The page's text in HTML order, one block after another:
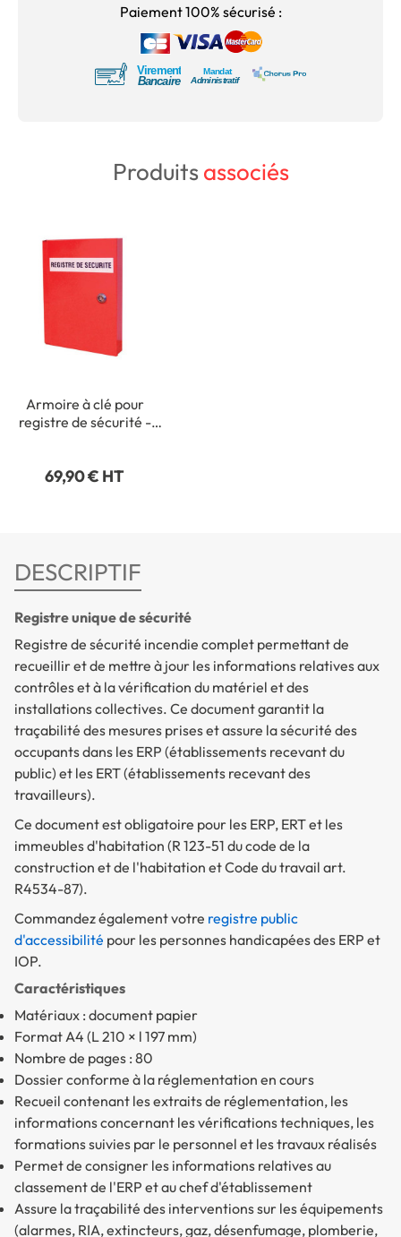
Paiement 100% sécurisé :
Produitsassociés
Armoire à clé pour
registre de sécurité -
69,90 € HT
DESCRIPTIF
Registre unique de sécurité
Registre de sécurité incendie complet permettant de
recueillir et de mettre à jour les informations relatives aux
contrôles et à la vérification du matériel et des
installations collectives. Ce document garantit la
traçabilité des mesures prises et assure la sécurité des
occupants dans les ERP (établissements recevant du
public) et les ERT (établissements recevant des
travailleurs).
Ce document est obligatoire pour les ERP, ERT et les
immeubles d'habitation (R 123-51 du code de la
construction et de l'habitation et Code du travail art.
R4534-87).
Commandez également votre registre public
d'accessibilité pour les personnes handicapées des ERP et
IOP.
Caractéristiques
Matériaux : document papier
Format A4 (L 210 × l 197 mm)
Nombre de pages : 80
Dossier conforme à la réglementation en cours
Recueil contenant les extraits de réglementation, les
informations concernant les vérifications techniques, les
formations suivies par le personnel et les travaux réalisés
Permet de consigner les informations relatives au
classement de l'ERP et au chef d'établissement
Assure la traçabilité des interventions sur les équipements
(alarmes, RIA, extincteurs, gaz, désenfumage, plomberie,